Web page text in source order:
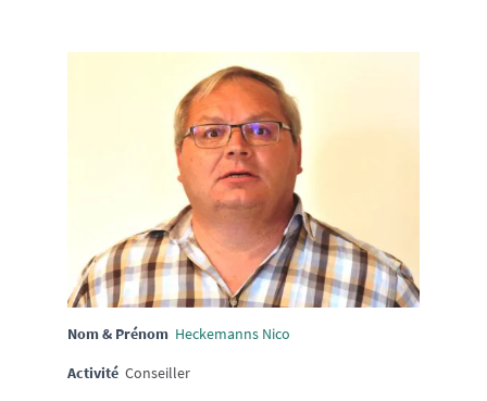
Nom & Prénom Heckemanns Nico
Activité Conseiller